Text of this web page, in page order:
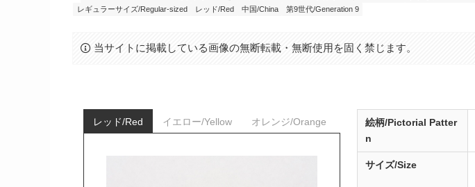
レギュラーサイズ/Regular-sized
レッド/Red 中国/China 第9世代/Generation 9
当サイトに掲載している画像の無断転載・無断使用を固く禁じます。
レッド/Red イエロー/Yellow オレンジ/Orange
絵柄/Pictorial Patter
n
サイズ/Size